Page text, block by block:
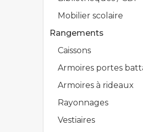
Mobilier scolaire
Rangements
Caissons
Armoires portes
Armoires à rideaux
Rayonnages
Vestiaires